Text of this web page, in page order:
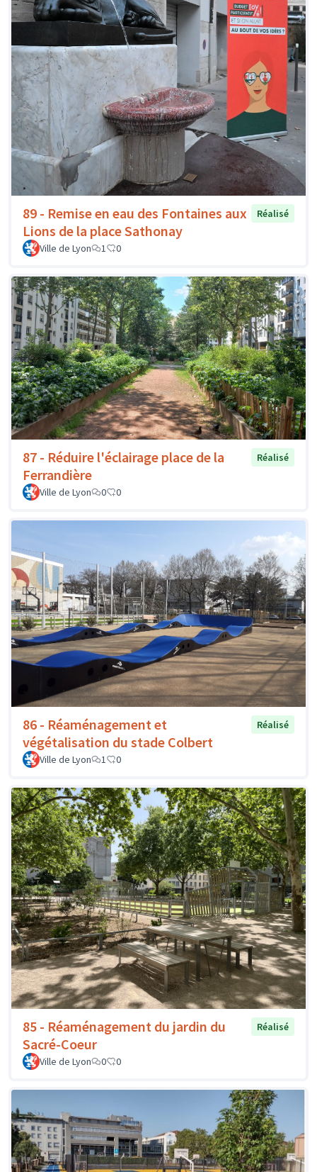
89 - Remise en eau des Fontaines aux
Lions de la place Sathonay
Réalisé
Ville de Lyon 1 0
87 - Réduire l'éclairage place de la
Ferrandière
Réalisé
Ville de Lyon 0 0
86 - Réaménagement et
végétalisation du stade Colbert
Réalisé
Ville de Lyon 1 0
85 - Réaménagement du jardin du
Sacré-Coeur
Réalisé
Ville de Lyon 0 0